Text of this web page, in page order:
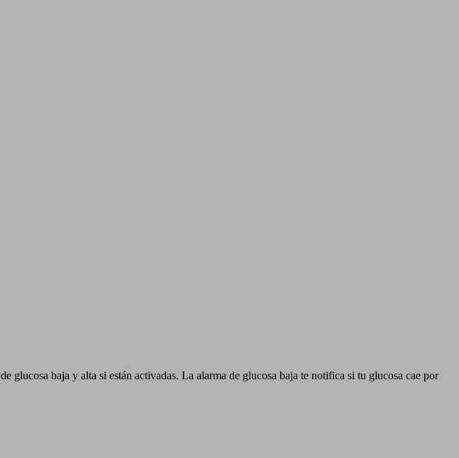
de glucosa baja y alta si están activadas. La alarma de glucosa baja te notifica si tu glucosa cae por